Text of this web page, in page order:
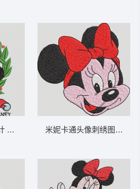
米妮 28-DST格式米妮卡通头像刺绣图案 米